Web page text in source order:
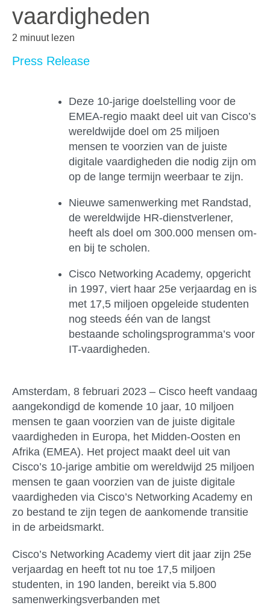
vaardigheden
2 minuut lezen
Press Release
Deze 10-jarige doelstelling voor de
EMEA-regio maakt deel uit van Cisco’s
wereldwijde doel om 25 miljoen
mensen te voorzien van de juiste
digitale vaardigheden die nodig zijn om
op de lange termijn weerbaar te zijn.
Nieuwe samenwerking met Randstad,
de wereldwijde HR-dienstverlener,
heeft als doel om 300.000 mensen om-
en bij te scholen.
Cisco Networking Academy, opgericht
in 1997, viert haar 25e verjaardag en is
met 17,5 miljoen opgeleide studenten
nog steeds één van de langst
bestaande scholingsprogramma’s voor
IT-vaardigheden.
Amsterdam, 8 februari 2023 – Cisco heeft vandaag
aangekondigd de komende 10 jaar, 10 miljoen
mensen te gaan voorzien van de juiste digitale
vaardigheden in Europa, het Midden-Oosten en
Afrika (EMEA). Het project maakt deel uit van
Cisco’s 10-jarige ambitie om wereldwijd 25 miljoen
mensen te gaan voorzien van de juiste digitale
vaardigheden via Cisco’s Networking Academy en
zo bestand te zijn tegen de aankomende transitie
in de arbeidsmarkt.
Cisco’s Networking Academy viert dit jaar zijn 25e
verjaardag en heeft tot nu toe 17,5 miljoen
studenten, in 190 landen, bereikt via 5.800
samenwerkingsverbanden met